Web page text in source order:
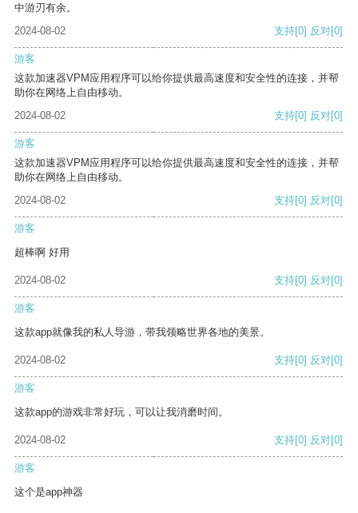
中游刃有余。
2024-08-02
支持[0] 反对[0]
游客
这款加速器VPM应用程序可以给你提供最高速度和安全性的连接，并帮
助你在网络上自由移动。
2024-08-02
支持[0] 反对[0]
游客
这款加速器VPM应用程序可以给你提供最高速度和安全性的连接，并帮
助你在网络上自由移动。
2024-08-02
支持[0] 反对[0]
游客
超棒啊 好用
2024-08-02 支持[0] 反对[0]
游客
这款app就像我的私人导游，带我领略世界各地的美景。
2024-08-02 支持[0] 反对[0]
游客
这款app的游戏非常好玩，可以让我消磨时间。
2024-08-02 支持[0] 反对[0]
游客
这个是app神器